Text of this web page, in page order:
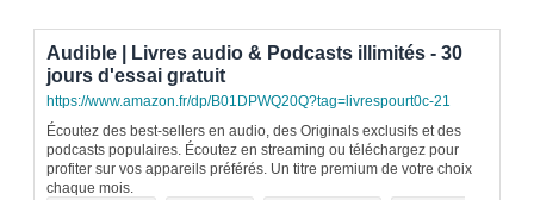
Audible | Livres audio & Podcasts illimités - 30
jours d'essai gratuit
https://www.amazon.fr/dp/B01DPWQ20Q?tag=livrespourt0c-21
Écoutez des best-sellers en audio, des Originals exclusifs et des
podcasts populaires. Écoutez en streaming ou téléchargez pour
profiter sur vos appareils préférés. Un titre premium de votre choix
chaque mois.